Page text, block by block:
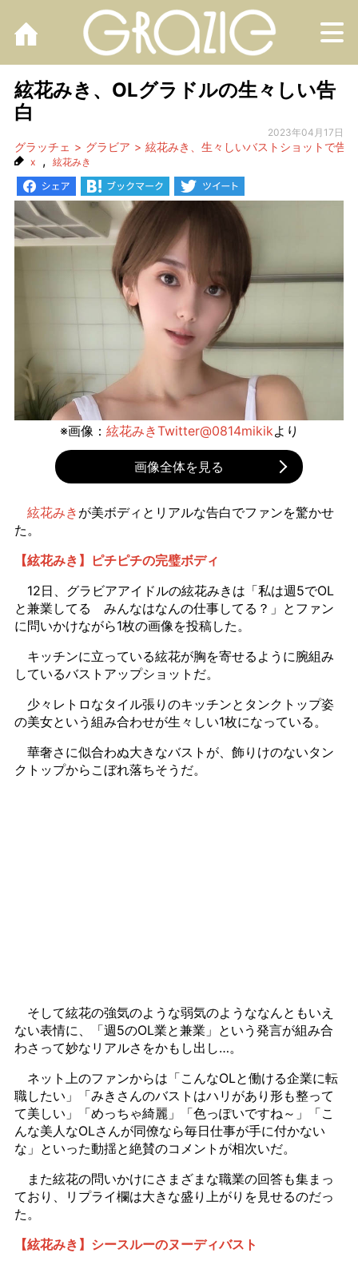
絃花みき、OLグラドルの生々しい告
白
2023年04月17日
グラッチェ グラビア 絃花みき、生々しいバストショットで告白
x , 絃花みき
※画像： 絃花みきTwitter@0814mikikより
画像全体を見る
絃花みき が美ボディとリアルな告白でファンを驚かせ
た。
【絃花みき】ピチピチの完璧ボディ
12日、グラビアアイドルの絃花みきは「私は週5でOL
と兼業してる みんなはなんの仕事してる？」とファン
に問いかけながら1枚の画像を投稿した。
キッチンに立っている絃花が胸を寄せるように腕組み
しているバストアップショットだ。
少々レトロなタイル張りのキッチンとタンクトップ姿
の美女という組み合わせが生々しい1枚になっている。
華奢さに似合わぬ大きなバストが、飾りけのないタン
クトップからこぼれ落ちそうだ。
そして絃花の強気のような弱気のようななんともいえ
ない表情に、「週5のOL業と兼業」という発言が組み合
わさって妙なリアルさをかもし出し…。
ネット上のファンからは「こんなOLと働ける企業に転
職したい」「みきさんのバストはハリがあり形も整って
て美しい」「めっちゃ綺麗」「色っぽいですね～」「こ
んな美人なOLさんが同僚なら毎日仕事が手に付かない
な」といった動揺と絶賛のコメントが相次いだ。
また絃花の問いかけにさまざまな職業の回答も集まっ
ており、リプライ欄は大きな盛り上がりを見せるのだっ
た。
【絃花みき】シースルーのヌーディバスト